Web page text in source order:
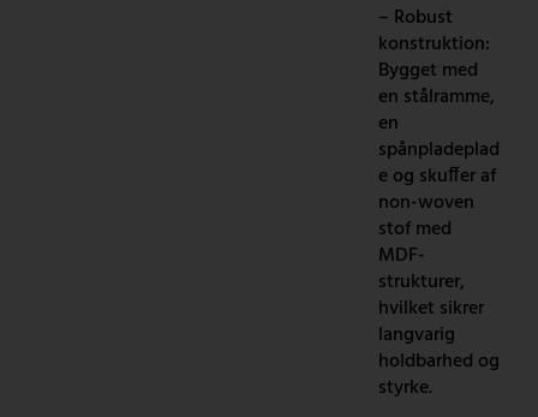
– Robust
konstruktion:
Bygget med
en stålramme,
en
spånpladeplad
e og skuffer af
non-woven
stof med
MDF-
strukturer,
hvilket sikrer
langvarig
holdbarhed og
styrke.